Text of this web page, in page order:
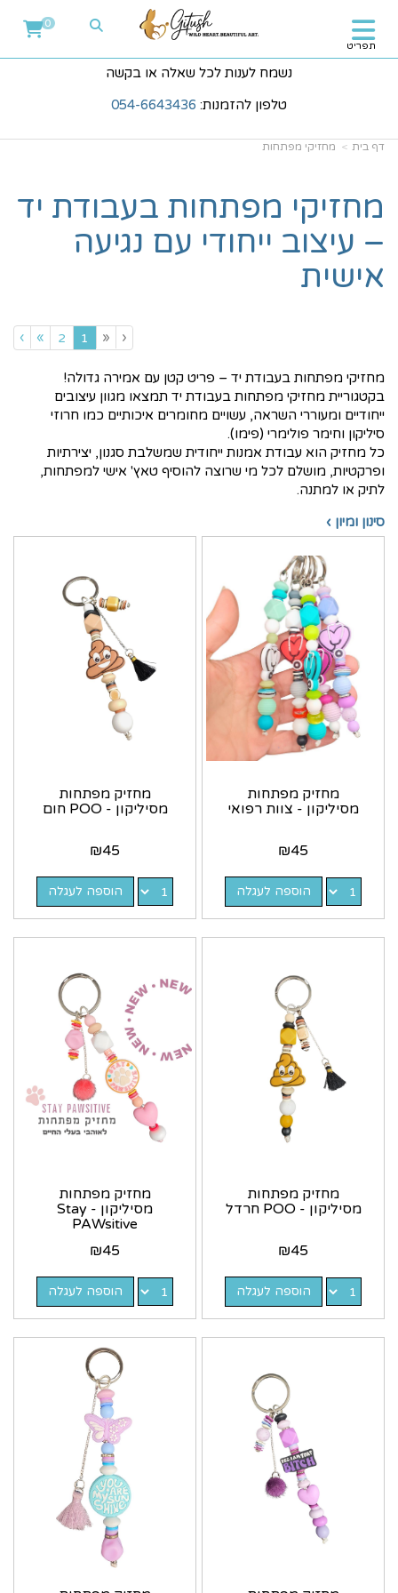
נשמח לענות לכל שאלה או בקשה
טלפון להזמנות: 054-6643436
תפריט
0
דף בית מחזיקי מפתחות
מחזיקי מפתחות בעבודת יד
– עיצוב ייחודי עם נגיעה
אישית
‹
«
1
2
»
›
מחזיקי מפתחות בעבודת יד – פריט קטן עם אמירה גדולה!
בקטגוריית מחזיקי מפתחות בעבודת יד תמצאו מגוון עיצובים
ייחודיים ומעוררי השראה, עשויים מחומרים איכותיים כמו חרוזי
סיליקון וחימר פולימרי (פימו).
כל מחזיק הוא עבודת אמנות ייחודית שמשלבת סגנון, יצירתיות
ופרקטיות, מושלם לכל מי שרוצה להוסיף טאץ' אישי למפתחות,
לתיק או למתנה.
סינון ומיון ›
מחזיק מפתחות
מסיליקון - צוות רפואי
₪45
הוספה לעגלה
מחזיק מפתחות
מסיליקון - POO חום
₪45
הוספה לעגלה
מחזיק מפתחות
מסיליקון - POO חרדל
₪45
הוספה לעגלה
מחזיק מפתחות
מסיליקון - Stay
PAWsitive
₪45
הוספה לעגלה